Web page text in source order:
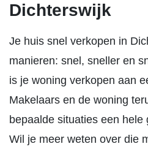
Dichterswijk
Je huis snel verkopen in
manieren: snel, sneller en
is je woning verkopen aan
Makelaars en de woning
bepaalde situaties een hele
Wil je meer weten over die